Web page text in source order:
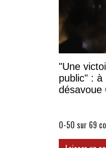
"Une
public" : à
désavoue
0-50 sur 69